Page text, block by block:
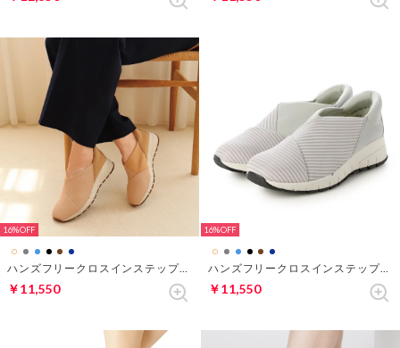
16%
ハンズフリークロスインステップスニーカー （サーモン・パターン）
￥11,550
16%
ハンズフリークロスインステップスニーカー （グレーストライプ）
￥11,550